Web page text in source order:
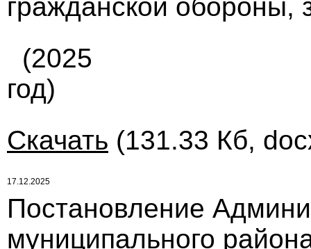
гражданской обороны,
(2025
год)
Скачать (131.33 Кб,
17.12.2025
Постановление
муниципального